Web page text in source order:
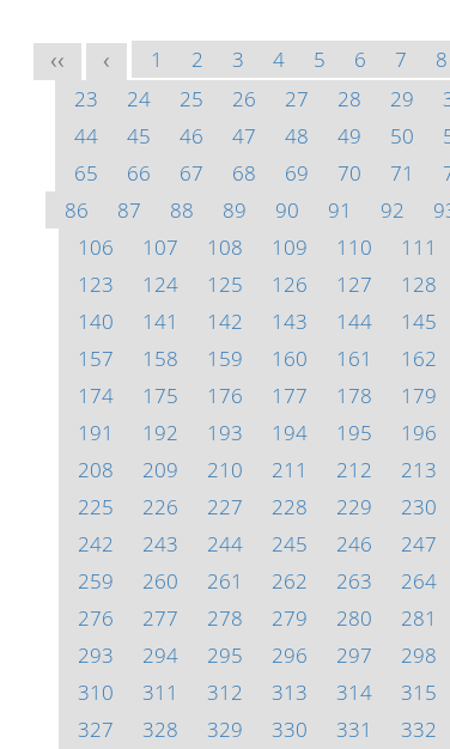
<< < 1 2 3 4 5 6 7 8
23
24 25 26 27 28 29
44
45 46 47 48 49 50
65
66 67 68 69 70 71
86
87 88 89 90 91 92
106
107 108 109 110 111
123
124 125 126 127 128
140
141 142 143 144 145
157
158 159 160 161 162
174
175 176 177 178 179
191
192 193 194 195 196
208
209 210 211 212 213
225
226 227 228 229 230
242
243 244 245 246 247
259
260 261 262 263 264
276
277 278 279 280 281
293
294 295 296 297 298
310
311 312 313 314 315
327
328 329 330 331 332